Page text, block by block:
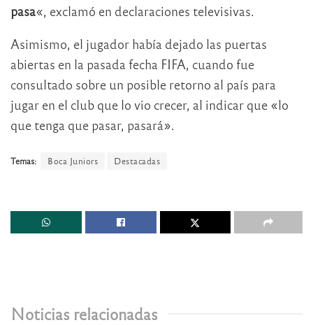
pasa«, exclamó en declaraciones televisivas.
Asimismo, el jugador había dejado las puertas
abiertas en la pasada fecha FIFA, cuando fue
consultado sobre un posible retorno al país para
jugar en el club que lo vio crecer, al indicar que «lo
que tenga que pasar, pasará».
Temas: Boca Juniors Destacadas
Noticias relacionadas